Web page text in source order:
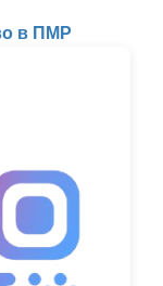
в ПМР